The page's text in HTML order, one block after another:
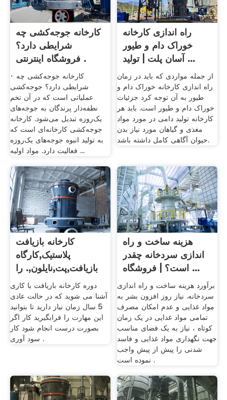
کارخانه جوجه‌کشی چه
شرایطی دارد؟
فروشگاه اینترنتی .
· کارخانه جوجه‌کشی چه
شرایطی دارد؟ جوجه‌کشی
عملیاتی است که در آن تخم
نطفه‌دار پرندگان به جوجه‌های
یک‌روزه تبدیل می‌شود. کارخانه
جوجه‌کشی کارخانه‌ای است که
به تولید انبوه جوجه‌های یک‌روزه
فعالیت دارد. مواد اولیه ...
راه اندازی کارخانه
خوراک دام و طیور
آسان پلت | تولید ...
از جمله مواردی که باید در زمان
راه اندازی کارخانه خوراک دام و
طیور به آن توجه کرد جزئیات
خوراک دام و طیور است. باید هر
کارخانه تولید دامی در مورد مواد
مغذی و گیاهان مورد نیاز بدن
حیوان آگاهی کامل داشته باشد.
کارخانه بازیافت
پلاستیک,کارگاه
بازیافت,پت,نایلون,. را
...
دوره کارخانه بازیافت با کاری
آشنا می شوید که در حالت عادی
5 سال زمان نیاز دارید تا بتوانید
این مهارت را فرابگیرید کار اگر
بصورت درست انجام شود کار
سود آوری .
هزینه ساخت و راه
اندازی سردخانه چقدر
است؟ | فروشگاه ...
برآورد هزینه ساخت و راه اندازی
سردخانه. نیاز روز افزون بشر به
مواد غذایی و عدم امکان مصرف
تمامی مواد غذایی در یک زمان
کوتاه ، نیاز به یک فضای مناسب
جهت نگهداری مواد غذایی و فاسد
شدنی را پیش از پیش واجب
نموده است .